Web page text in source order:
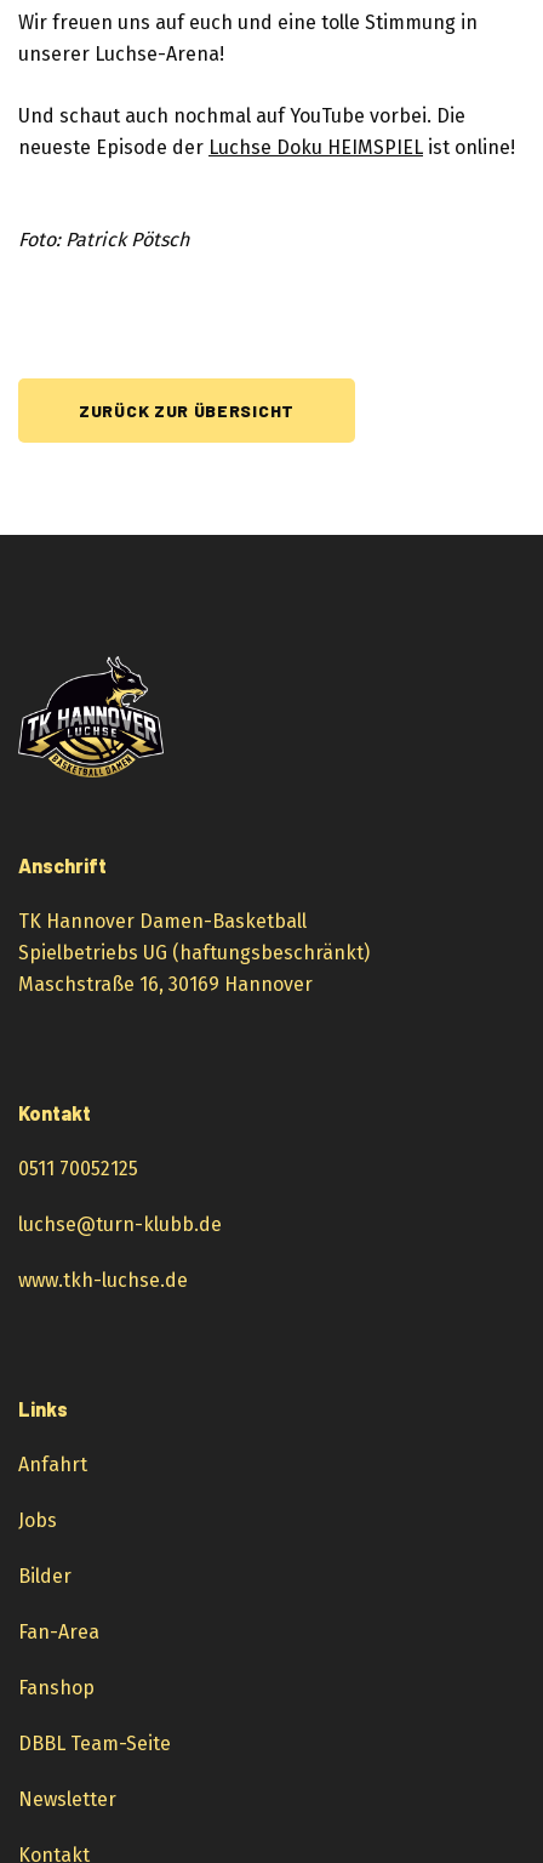
Wir freuen uns auf euch und eine tolle Stimmung in
unserer Luchse-Arena!
Und schaut auch nochmal auf YouTube vorbei. Die
neueste Episode der Luchse Doku HEIMSPIEL ist online!
Foto: Patrick Pötsch
ZURÜCK ZUR ÜBERSICHT
Anschrift
TK Hannover Damen-Basketball
Spielbetriebs UG (haftungsbeschränkt)
Maschstraße 16, 30169 Hannover
Kontakt
0511 70052125
luchse@turn-klubb.de
www.tkh-luchse.de
Links
Anfahrt
Jobs
Bilder
Fan-Area
Fanshop
DBBL Team-Seite
Newsletter
Kontakt